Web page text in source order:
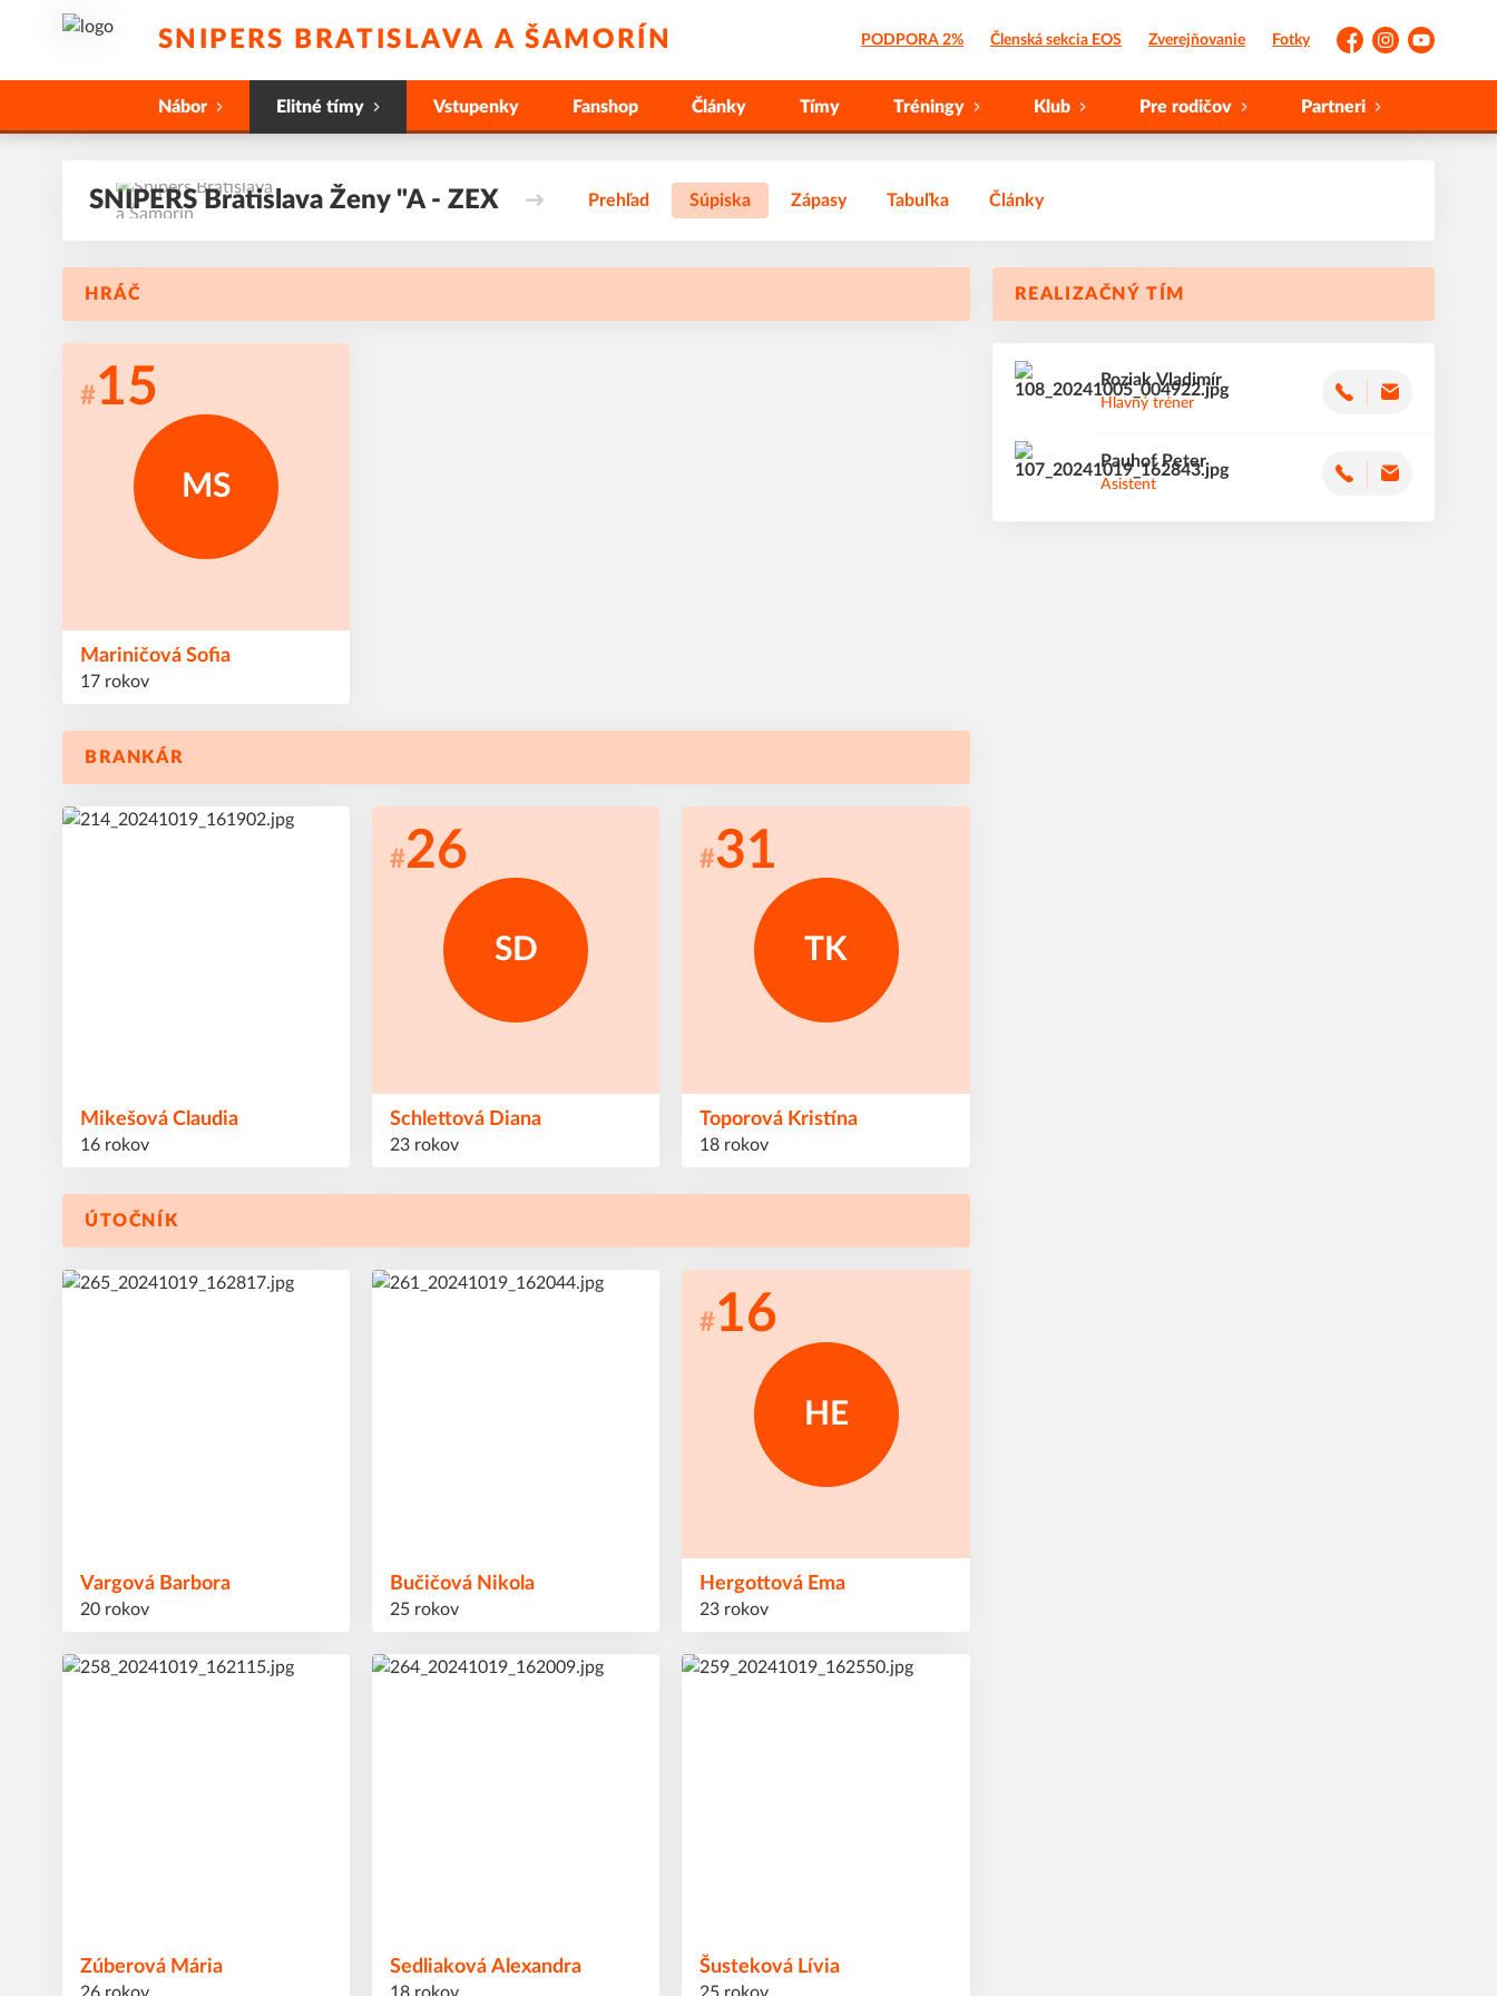
SNIPERS BRATISLAVA A ŠAMORÍN PODPORA 2% Členská sekcia EOS Zverejňovanie Fotky
FacebookInstagramYouTube
Nábor Elitné tímy Vstupenky Fanshop Články Tímy Tréningy Klub Pre rodičov Partneri
SNIPERS Bratislava Ženy "A - ZEX Prehľad Súpiska Zápasy Tabuľka Články
REALIZAČNÝ TÍM
Vladimír
Roziak
Hlavný tréner
Peter
Pauhof
Asistent
HRÁČ
MS
Sofia
Mariničová
17 rokov
#15
BRANKÁR
Claudia
Mikešová
16 rokov
SD
Diana
Schlettová
23 rokov
#26
TK
Kristína
Toporová
18 rokov
#31
ÚTOČNÍK
Barbora
Vargová
20 rokov
Nikola
Bučičová
25 rokov
HE
Ema
Hergottová
23 rokov
#16
Mária
Zúberová Alexandra
Sedliaková Lívia
Šusteková